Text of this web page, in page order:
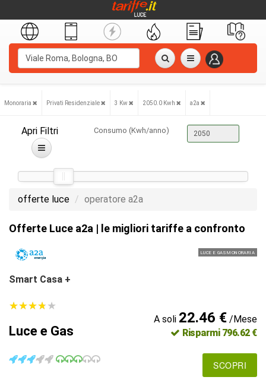
Monoraria Privati Residenziale 3 Kw 2050.0 Kwh a2a
Apri Filtri Consumo (Kwh/anno)
offerte luce operatore a2a
Offerte Luce a2a | le migliori tariffe a confronto
LUCE E GAS MONORARIA
Smart Casa +
★★★★★
★★★★★
Luce e Gas
A soli 22.46 €/Mese
Risparmi 796.62 €
SCOPRI